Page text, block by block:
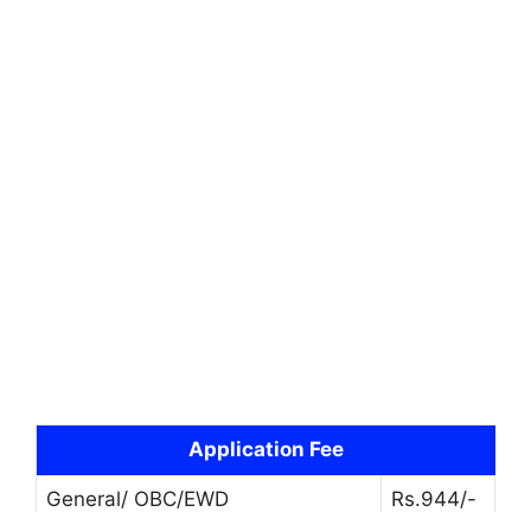
Application Fee
General/ OBC/EWD Rs.944/-